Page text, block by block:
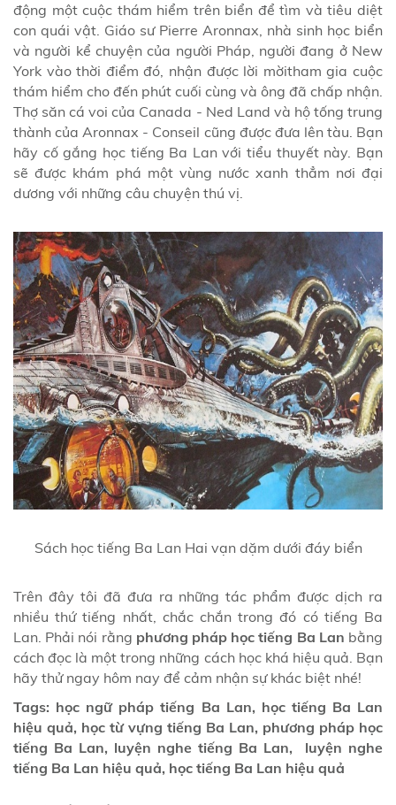
động một cuộc thám hiểm trên biển để tìm và tiêu diệt
con quái vật. Giáo sư Pierre Aronnax, nhà sinh học biển
và người kể chuyện của người Pháp, người đang ở New
York vào thời điểm đó, nhận được lời mờitham gia cuộc
thám hiểm cho đến phút cuối cùng và ông đã chấp nhận.
Thợ săn cá voi của Canada - Ned Land và hộ tống trung
thành của Aronnax - Conseil cũng được đưa lên tàu. Bạn
hãy cố gắng học tiếng Ba Lan với tiểu thuyết này. Bạn
sẽ được khám phá một vùng nước xanh thẳm nơi đại
dương với những câu chuyện thú vị.
Sách học tiếng Ba Lan Hai vạn dặm dưới đáy biển
Trên đây tôi đã đưa ra những tác phẩm được dịch ra
nhiều thứ tiếng nhất, chắc chắn trong đó có tiếng Ba
Lan. Phải nói rằng phương pháp học tiếng Ba Lan bằng
cách đọc là một trong những cách học khá hiệu quả. Bạn
hãy thử ngay hôm nay để cảm nhận sự khác biệt nhé!
Tags: học ngữ pháp tiếng Ba Lan, học tiếng Ba Lan
hiệu quả, học từ vựng tiếng Ba Lan, phương pháp học
tiếng Ba Lan, luyện nghe tiếng Ba Lan, luyện nghe
tiếng Ba Lan hiệu quả, học tiếng Ba Lan hiệu quả